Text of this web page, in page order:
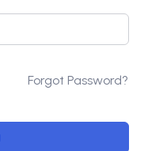
Forgot Password?